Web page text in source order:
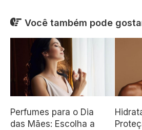
Você também pode
Perfumes para o Dia
das Mães: Escolha a